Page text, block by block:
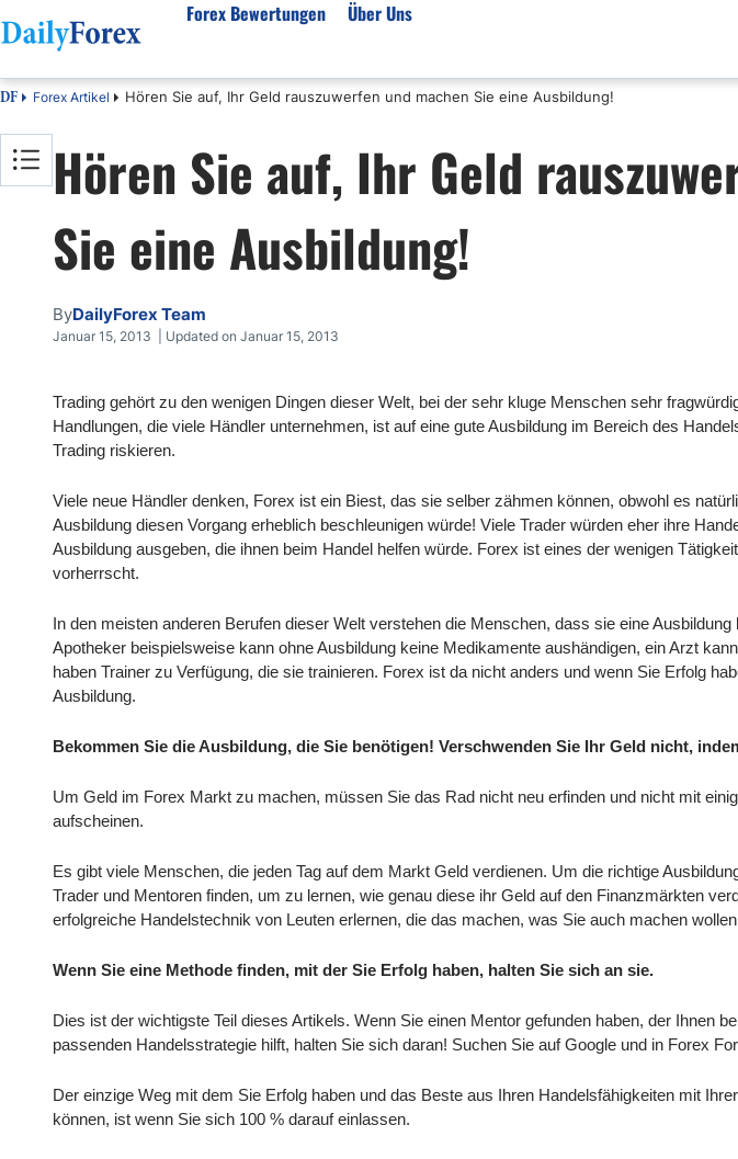
Forex Bewertungen
FX Broker Bewertungen
Automatischer Forex Handel
Forex Broker Wählen
Mehr unter Rezensionen
Vollständige Brokerliste
Forex News
Technische Analyse
Fundamental Analyse
Wochenprognose
Webinar Forex
Regolamentazione
Über Uns
Über uns
Redaktionelle Richtlinien
Wie wir Geld verdienen
Unsere Methodik
Warum uns vertrauen?
DF Forex Artikel Hören Sie auf, Ihr Geld rauszuwerfen und machen Sie eine Ausbildung!
Hören Sie auf, Ihr Geld
Sie eine Ausbildung!
ByDailyForex Team
Januar 15, 2013 | Updated on Januar 15, 2013
Trading gehört zu den wenigen Dingen dieser Welt, bei der sehr kluge Menschen sehr
Handlungen, die viele Händler unternehmen, ist auf eine gute Ausbildung im Bereich des
Trading riskieren.
Viele neue Händler denken, Forex ist ein Biest, das sie selber zähmen können, obwohl es
Ausbildung diesen Vorgang erheblich beschleunigen würde! Viele Trader würden eher ihre
Ausbildung ausgeben, die ihnen beim Handel helfen würde. Forex ist eines der wenigen
vorherrscht.
In den meisten anderen Berufen dieser Welt verstehen die Menschen, dass sie eine
Apotheker beispielsweise kann ohne Ausbildung keine Medikamente aushändigen, ein Arzt
haben Trainer zu Verfügung, die sie trainieren. Forex ist da nicht anders und wenn Sie Erfolg
Ausbildung.
Bekommen Sie die Ausbildung, die Sie benötigen! Verschwenden Sie Ihr Geld nicht,
Um Geld im Forex Markt zu machen, müssen Sie das Rad nicht neu erfinden und nicht mit
aufscheinen.
Es gibt viele Menschen, die jeden Tag auf dem Markt Geld verdienen. Um die richtige
Trader und Mentoren finden, um zu lernen, wie genau diese ihr Geld auf den Finanzmärkten
erfolgreiche Handelstechnik von Leuten erlernen, die das machen, was Sie auch machen
Wenn Sie eine Methode finden, mit der Sie Erfolg haben, halten Sie sich an sie.
Dies ist der wichtigste Teil dieses Artikels. Wenn Sie einen Mentor gefunden haben, der Ihnen
passenden Handelsstrategie hilft, halten Sie sich daran! Suchen Sie auf Google und in Forex
Der einzige Weg mit dem Sie Erfolg haben und das Beste aus Ihren Handelsfähigkeiten mit
können, ist wenn Sie sich 100 % darauf einlassen.